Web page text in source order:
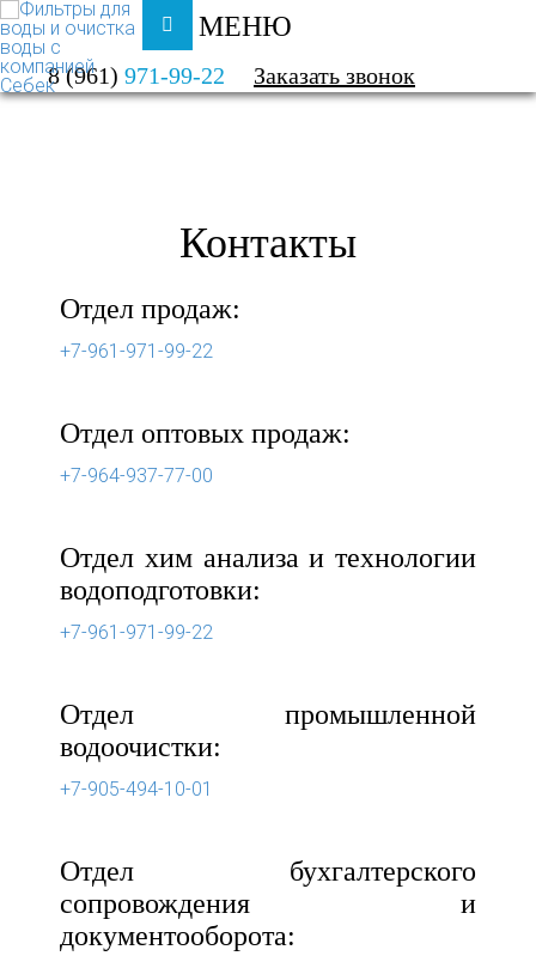
МЕНЮ
8 (961) 971-99-22 Заказать звонок
ФИЛЬТРЫ ДЛЯ ВОДЫ И ОЧИСТКА ВОДЫ
О КОМПАНИИ
КОНТАКТЫ
Контакты
Отдел продаж:
+7-961-971-99-22
Отдел оптовых продаж:
+7-964-937-77-00
Отдел хим анализа и технологии
водоподготовки:
+7-961-971-99-22
Отдел промышленной
водоочистки:
+7-905-494-10-01
Отдел бухгалтерского
сопровождения и
документооборота: